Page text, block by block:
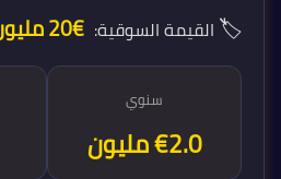
🏷️القيمة السوقية:€20 مليون
سنوي
€2.1 مليون